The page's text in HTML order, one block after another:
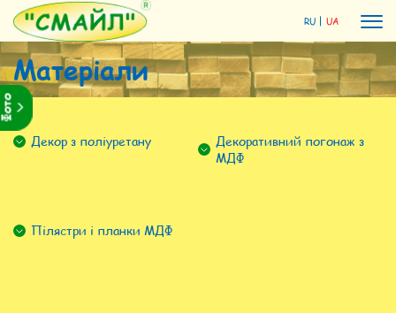
RU UA
Матеріали
Декор з поліуретану
Декоративний погонаж з
МДФ
Пілястри і планки МДФ